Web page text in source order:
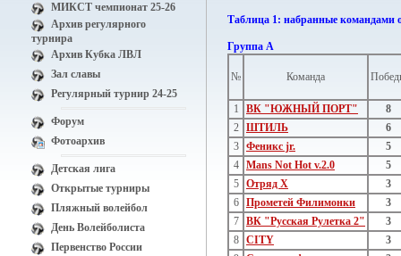
МИКСТ чемпионат 25-26
Архив регулярного
турнира
Архив Кубка ЛВЛ
Зал славы
Регулярный турнир 24-25
Форум
Фотоархив
Детская лига
Открытые турниры
Пляжный волейбол
День Волейболиста
Первенство России
Таблица 1: набранные командами
Группа A
№ Команда
1 ВК "ЮЖНЫЙ ПОРТ"
8
2
ШТИЛЬ
6
3
Феникс jr.
5
4
Mans Not Hot v.2.0
5
5
Отряд Х
3
6
Прометей Филимонки
3
7
ВК "Русская Рулетка 2"
3
8
CITY
3